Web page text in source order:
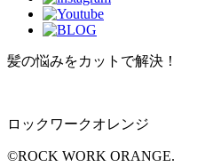
髪の悩みをカットで解決！
ロックワークオレンジ
©ROCK WORK ORANGE.